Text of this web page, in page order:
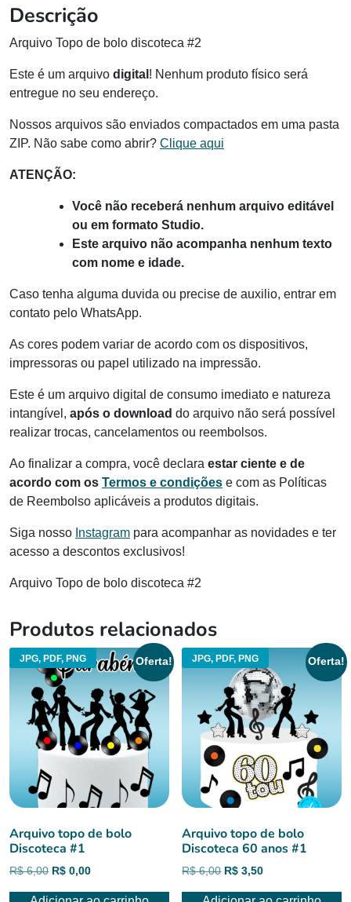
Descrição
Arquivo Topo de bolo discoteca #2
Este é um arquivo digital ! Nenhum produto físico será
entregue no seu endereço.
Nossos arquivos são enviados compactados em uma pasta
ZIP. Não sabe como abrir? Clique aqui
ATENÇÃO:
Você não receberá nenhum arquivo editável
ou em formato Studio.
Este arquivo não acompanha nenhum texto
com nome e idade.
Caso tenha alguma duvida ou precise de auxilio, entrar em
contato pelo WhatsApp.
As cores podem variar de acordo com os dispositivos,
impressoras ou papel utilizado na impressão.
Este é um arquivo digital de consumo imediato e natureza
intangível, após o download do arquivo não será possível
realizar trocas, cancelamentos ou reembolsos.
Ao finalizar a compra, você declara estar ciente e de
acordo com os Termos e condições e com as Políticas
de Reembolso aplicáveis a produtos digitais.
Siga nosso Instagram para acompanhar as novidades e ter
acesso a descontos exclusivos!
Arquivo Topo de bolo discoteca #2
Produtos relacionados
JPG, PDF, PNG Oferta!
Arquivo topo de bolo
Discoteca #1
R$6,00 O
R$ 0,00O
JPG, PDF, PNG Oferta!
Arquivo topo de bolo
Discoteca 60 anos #1
R$6,00 O
R$ 3,50O